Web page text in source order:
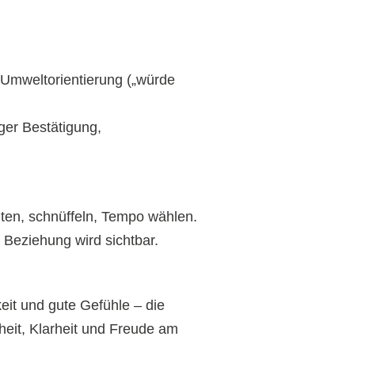
(„würde
Bestätigung,
schnüffeln, Tempo wählen.
wird sichtbar.
und gute Gefühle – die
Klarheit und Freude am